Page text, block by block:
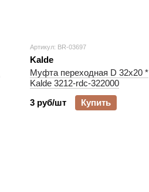
Артикул: BR-03697
Kalde
Муфта переходная D 32х20 *
Kalde 3212-rdc-322000
3 руб/шт
Купить